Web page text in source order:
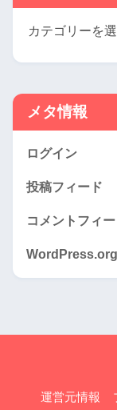
メタ情報
ログイン
投稿フィード
コメントフィ
WordPress.org
運営元情報